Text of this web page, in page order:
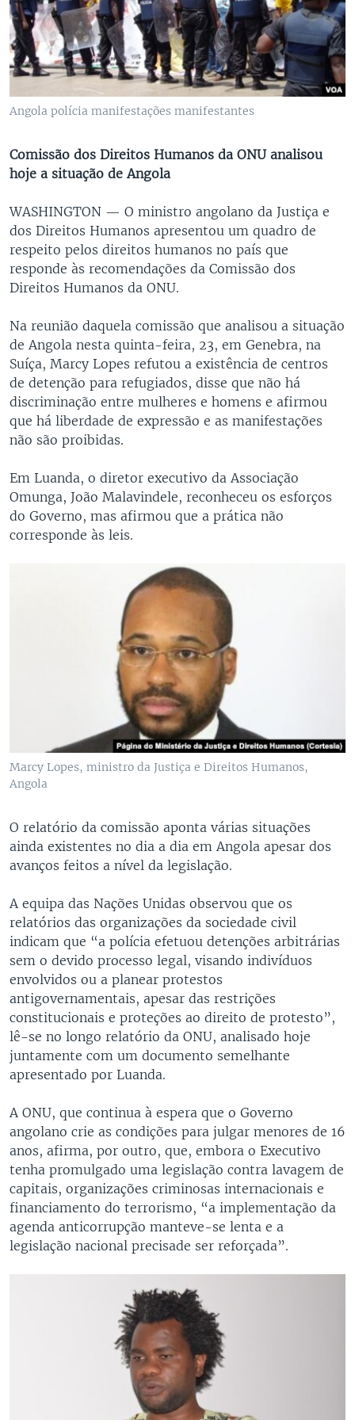
Angola polícia manifestações manifestantes
Comissão dos Direitos Humanos da ONU analisou
hoje a situação de Angola
WASHINGTON — O ministro angolano da Justiça e
dos Direitos Humanos apresentou um quadro de
respeito pelos direitos humanos no país que
responde às recomendações da Comissão dos
Direitos Humanos da ONU.
Na reunião daquela comissão que analisou a situação
de Angola nesta quinta-feira, 23, em Genebra, na
Suíça, Marcy Lopes refutou a existência de centros
de detenção para refugiados, disse que não há
discriminação entre mulheres e homens e afirmou
que há liberdade de expressão e as manifestações
não são proibidas.
Em Luanda, o diretor executivo da Associação
Omunga, João Malavindele, reconheceu os esforços
do Governo, mas afirmou que a prática não
corresponde às leis.
Marcy Lopes, ministro da Justiça e Direitos Humanos,
Angola
O relatório da comissão aponta várias situações
ainda existentes no dia a dia em Angola apesar dos
avanços feitos a nível da legislação.
A equipa das Nações Unidas observou que os
relatórios das organizações da sociedade civil
indicam que “a polícia efetuou detenções arbitrárias
sem o devido processo legal, visando indivíduos
envolvidos ou a planear protestos
antigovernamentais, apesar das restrições
constitucionais e proteções ao direito de protesto”,
lê-se no longo relatório da ONU, analisado hoje
juntamente com um documento semelhante
apresentado por Luanda.
A ONU, que continua à espera que o Governo
angolano crie as condições para julgar menores de 16
anos, afirma, por outro, que, embora o Executivo
tenha promulgado uma legislação contra lavagem de
capitais, organizações criminosas internacionais e
financiamento do terrorismo, “a implementação da
agenda anticorrupção manteve-se lenta e a
legislação nacional precisade ser reforçada”.